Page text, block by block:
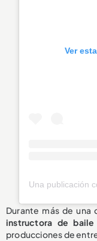
Ver
Durante más de una
instructora de
producciones de